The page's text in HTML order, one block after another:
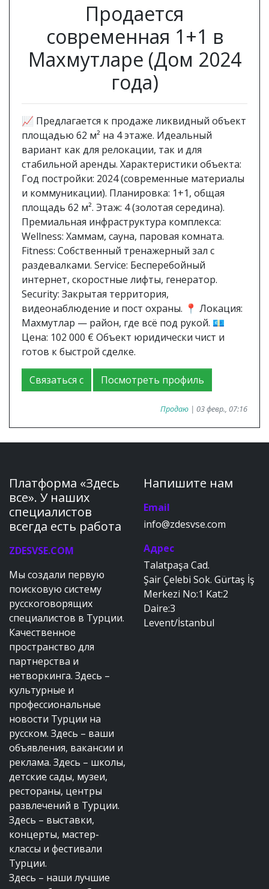
Продается
современная 1+1 в
Махмутларе (Дом 2024
года)
📈 Предлагается к продаже ликвидный объект
площадью 62 м² на 4 этаже. Идеальный
вариант как для релокации, так и для
стабильной аренды. Характеристики объекта:
Год постройки: 2024 (современные материалы
и коммуникации). Планировка: 1+1, общая
площадь 62 м². Этаж: 4 (золотая середина).
Премиальная инфраструктура комплекса:
Wellness: Хаммам, сауна, паровая комната.
Fitness: Собственный тренажерный зал с
раздевалками. Service: Бесперебойный
интернет, скоростные лифты, генератор.
Security: Закрытая территория,
видеонаблюдение и пост охраны. 📍 Локация:
Махмутлар — район, где всё под рукой. 💶
Цена: 102 000 € Объект юридически чист и
готов к быстрой сделке.
Связаться с Посмотреть профиль
Продаю | 03 февр., 07:16
Платформа «Здесь
все». У наших
специалистов
всегда есть работа
ZDESVSE.COM
Мы создали первую
поисковую систему
русскоговорящих
специалистов в Турции.
Качественное
пространство для
партнерства и
нетворкинга. Здесь –
культурные и
профессиональные
новости Турции на
русском. Здесь – ваши
объявления, вакансии и
реклама. Здесь – школы,
детские сады, музеи,
рестораны, центры
развлечений в Турции.
Здесь – выставки,
концерты, мастер-
классы и фестивали
Турции.
Здесь – наши лучшие
Напишите нам
Email
info@zdesvse.com
Адрес
Talatpaşa Cad.
Şair Çelebi Sok. Gürtaş İş
Merkezi No:1 Kat:2
Daire:3
Levent/İstanbul